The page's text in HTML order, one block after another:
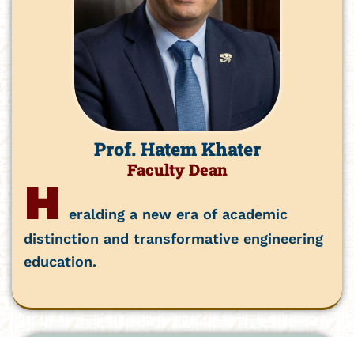
Prof. Hatem Khater
Faculty Dean
H
eralding a new era of academic
distinction and transformative engineering
education.